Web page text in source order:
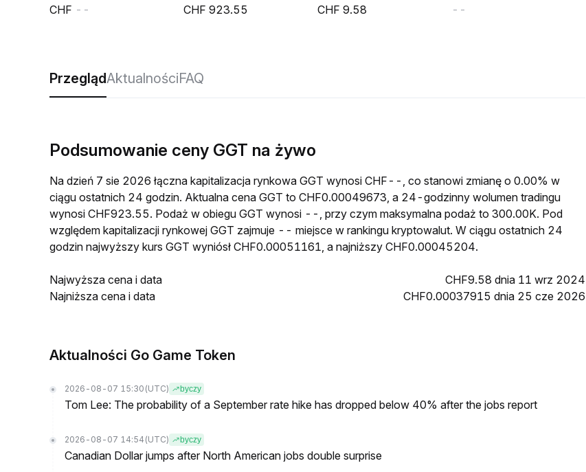
-- 923.55 9.58 --
PrzeglądAktualnościFAQ
Podsumowanie ceny GGT na żywo
Na dzień 7 sie 2026 łączna kapitalizacja rynkowa GGT wynosi CHF--, co stanowi zmianę o 0.00% w
ciągu ostatnich 24 godzin. Aktualna cena GGT to CHF0.00049673, a 24-godzinny wolumen tradingu
wynosi CHF923.55. Podaż w obiegu GGT wynosi --, przy czym maksymalna podaż to 300.00K. Pod
względem kapitalizacji rynkowej GGT zajmuje -- miejsce w rankingu kryptowalut. W ciągu ostatnich 24
godzin najwyższy kurs GGT wyniósł CHF0.00051161, a najniższy CHF0.00045204.
Najwyższa cena i data
CHF9.58 dnia 11 wrz 2024
Najniższa cena i data
CHF0.00037915 dnia 25 cze 2026
Aktualności Go Game Token
2026-08-07 15:30 (UTC) byczy
Tom Lee: The probability of a September rate hike has dropped below 40% after the jobs report
2026-08-07 14:54 (UTC) byczy
Canadian Dollar jumps after North American jobs double surprise